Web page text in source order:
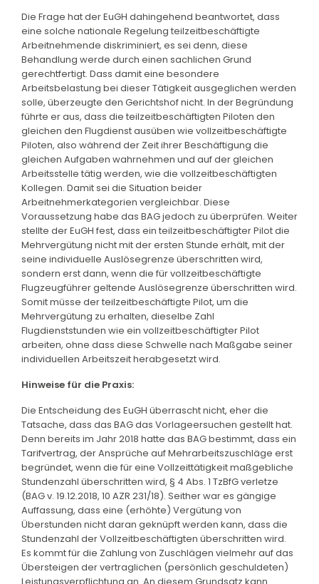
Die Frage hat der EuGH dahingehend beantwortet, dass
eine solche nationale Regelung teilzeitbeschäftigte
Arbeitnehmende diskriminiert, es sei denn, diese
Behandlung werde durch einen sachlichen Grund
gerechtfertigt. Dass damit eine besondere
Arbeitsbelastung bei dieser Tätigkeit ausgeglichen werden
solle, überzeugte den Gerichtshof nicht. In der Begründung
führte er aus, dass die teilzeitbeschäftigten Piloten den
gleichen den Flugdienst ausüben wie vollzeitbeschäftigte
Piloten, also während der Zeit ihrer Beschäftigung die
gleichen Aufgaben wahrnehmen und auf der gleichen
Arbeitsstelle tätig werden, wie die vollzeitbeschäftigten
Kollegen. Damit sei die Situation beider
Arbeitnehmerkategorien vergleichbar. Diese
Voraussetzung habe das BAG jedoch zu überprüfen. Weiter
stellte der EuGH fest, dass ein teilzeitbeschäftigter Pilot die
Mehrvergütung nicht mit der ersten Stunde erhält, mit der
seine individuelle Auslösegrenze überschritten wird,
sondern erst dann, wenn die für vollzeitbeschäftigte
Flugzeugführer geltende Auslösegrenze überschritten wird.
Somit müsse der teilzeitbeschäftigte Pilot, um die
Mehrvergütung zu erhalten, dieselbe Zahl
Flugdienststunden wie ein vollzeitbeschäftigter Pilot
arbeiten, ohne dass diese Schwelle nach Maßgabe seiner
individuellen Arbeitszeit herabgesetzt wird.
Hinweise für die Praxis:
Die Entscheidung des EuGH überrascht nicht, eher die
Tatsache, dass das BAG das Vorlageersuchen gestellt hat.
Denn bereits im Jahr 2018 hatte das BAG bestimmt, dass ein
Tarifvertrag, der Ansprüche auf Mehrarbeitszuschläge erst
begründet, wenn die für eine Vollzeittätigkeit maßgebliche
Stundenzahl überschritten wird, § 4 Abs. 1 TzBfG verletze
(BAG v. 19.12.2018, 10 AZR 231/18). Seither war es gängige
Auffassung, dass eine (erhöhte) Vergütung von
Überstunden nicht daran geknüpft werden kann, dass die
Stundenzahl der Vollzeitbeschäftigten überschritten wird.
Es kommt für die Zahlung von Zuschlägen vielmehr auf das
Übersteigen der vertraglichen (persönlich geschuldeten)